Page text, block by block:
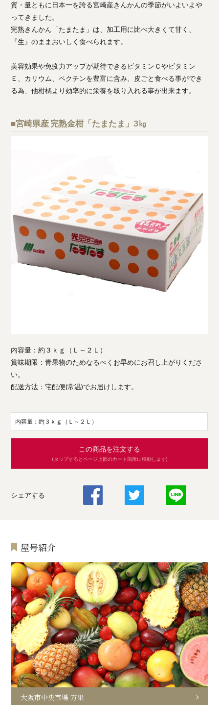
質・量ともに日本一を誇る宮崎産きんかんの季節がいよいよや
ってきました。
完熟きんかん「たまたま」は、加工用に比べ大きくて甘く、
『生』のままおいしく食べられます。
美容効果や免疫力アップが期待できるビタミンＣやビタミン
Ｅ、カリウム、ペクチンを豊富に含み、皮ごと食べる事ができ
る為、他柑橘より効率的に栄養を取り入れる事が出来ます。
■宮崎県産 完熟金柑「たまたま」3㎏
内容量：約３ｋｇ（Ｌ～２Ｌ）
賞味期限：青果物のためなるべくお早めにお召し上がりくださ
い。
配送方法：宅配便(常温)でお届けします。
内容量：約３ｋｇ（Ｌ～２Ｌ）
この商品を注文する
(タップするとページ上部のカート箇所に移動します)
シェアする
屋号紹介
大阪市中央市場 万果